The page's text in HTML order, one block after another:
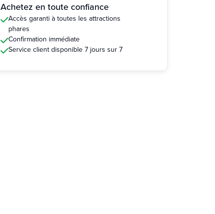
Achetez en toute confiance
Accès garanti à toutes les attractions
phares
Confirmation immédiate
Service client disponible 7 jours sur 7